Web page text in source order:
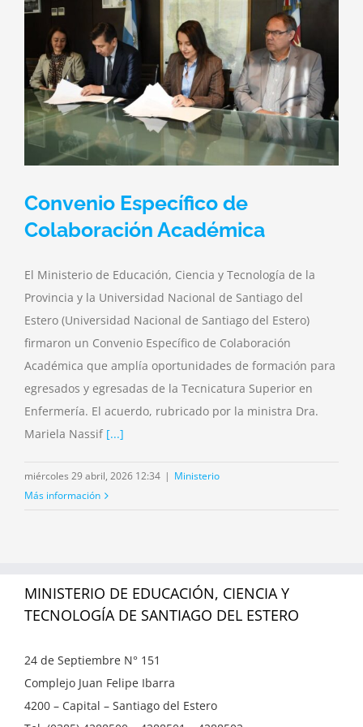
Convenio Específico de
Colaboración Académica
El Ministerio de Educación, Ciencia y Tecnología de la
Provincia y la Universidad Nacional de Santiago del
Estero (Universidad Nacional de Santiago del Estero)
firmaron un Convenio Específico de Colaboración
Académica que amplía oportunidades de formación para
egresados y egresadas de la Tecnicatura Superior en
Enfermería. El acuerdo, rubricado por la ministra Dra.
Mariela Nassif [...]
miércoles 29 abril, 2026 12:34 | Ministerio
Más información
MINISTERIO DE EDUCACIÓN, CIENCIA Y
TECNOLOGÍA DE SANTIAGO DEL ESTERO
24 de Septiembre N° 151
Complejo Juan Felipe Ibarra
4200 – Capital – Santiago del Estero